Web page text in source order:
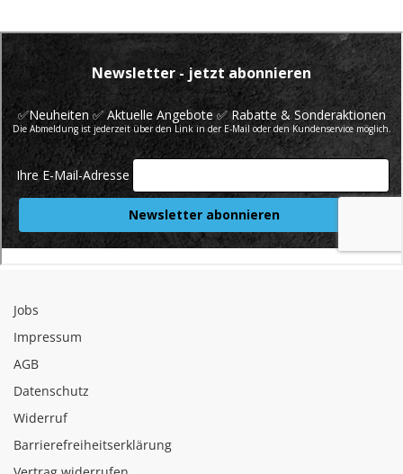
Jobs
Impressum
AGB
Datenschutz
Widerruf
Barrierefreiheitserklärung